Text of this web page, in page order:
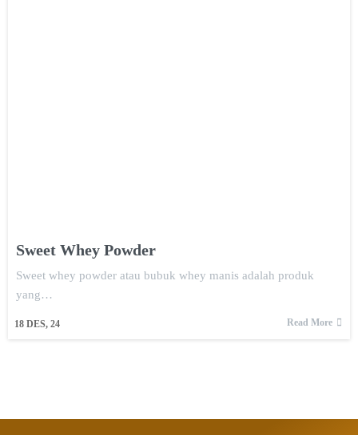
Sweet Whey Powder
18 DES, 24
Sweet whey powder atau bubuk whey manis adalah produk
yang…
Read More